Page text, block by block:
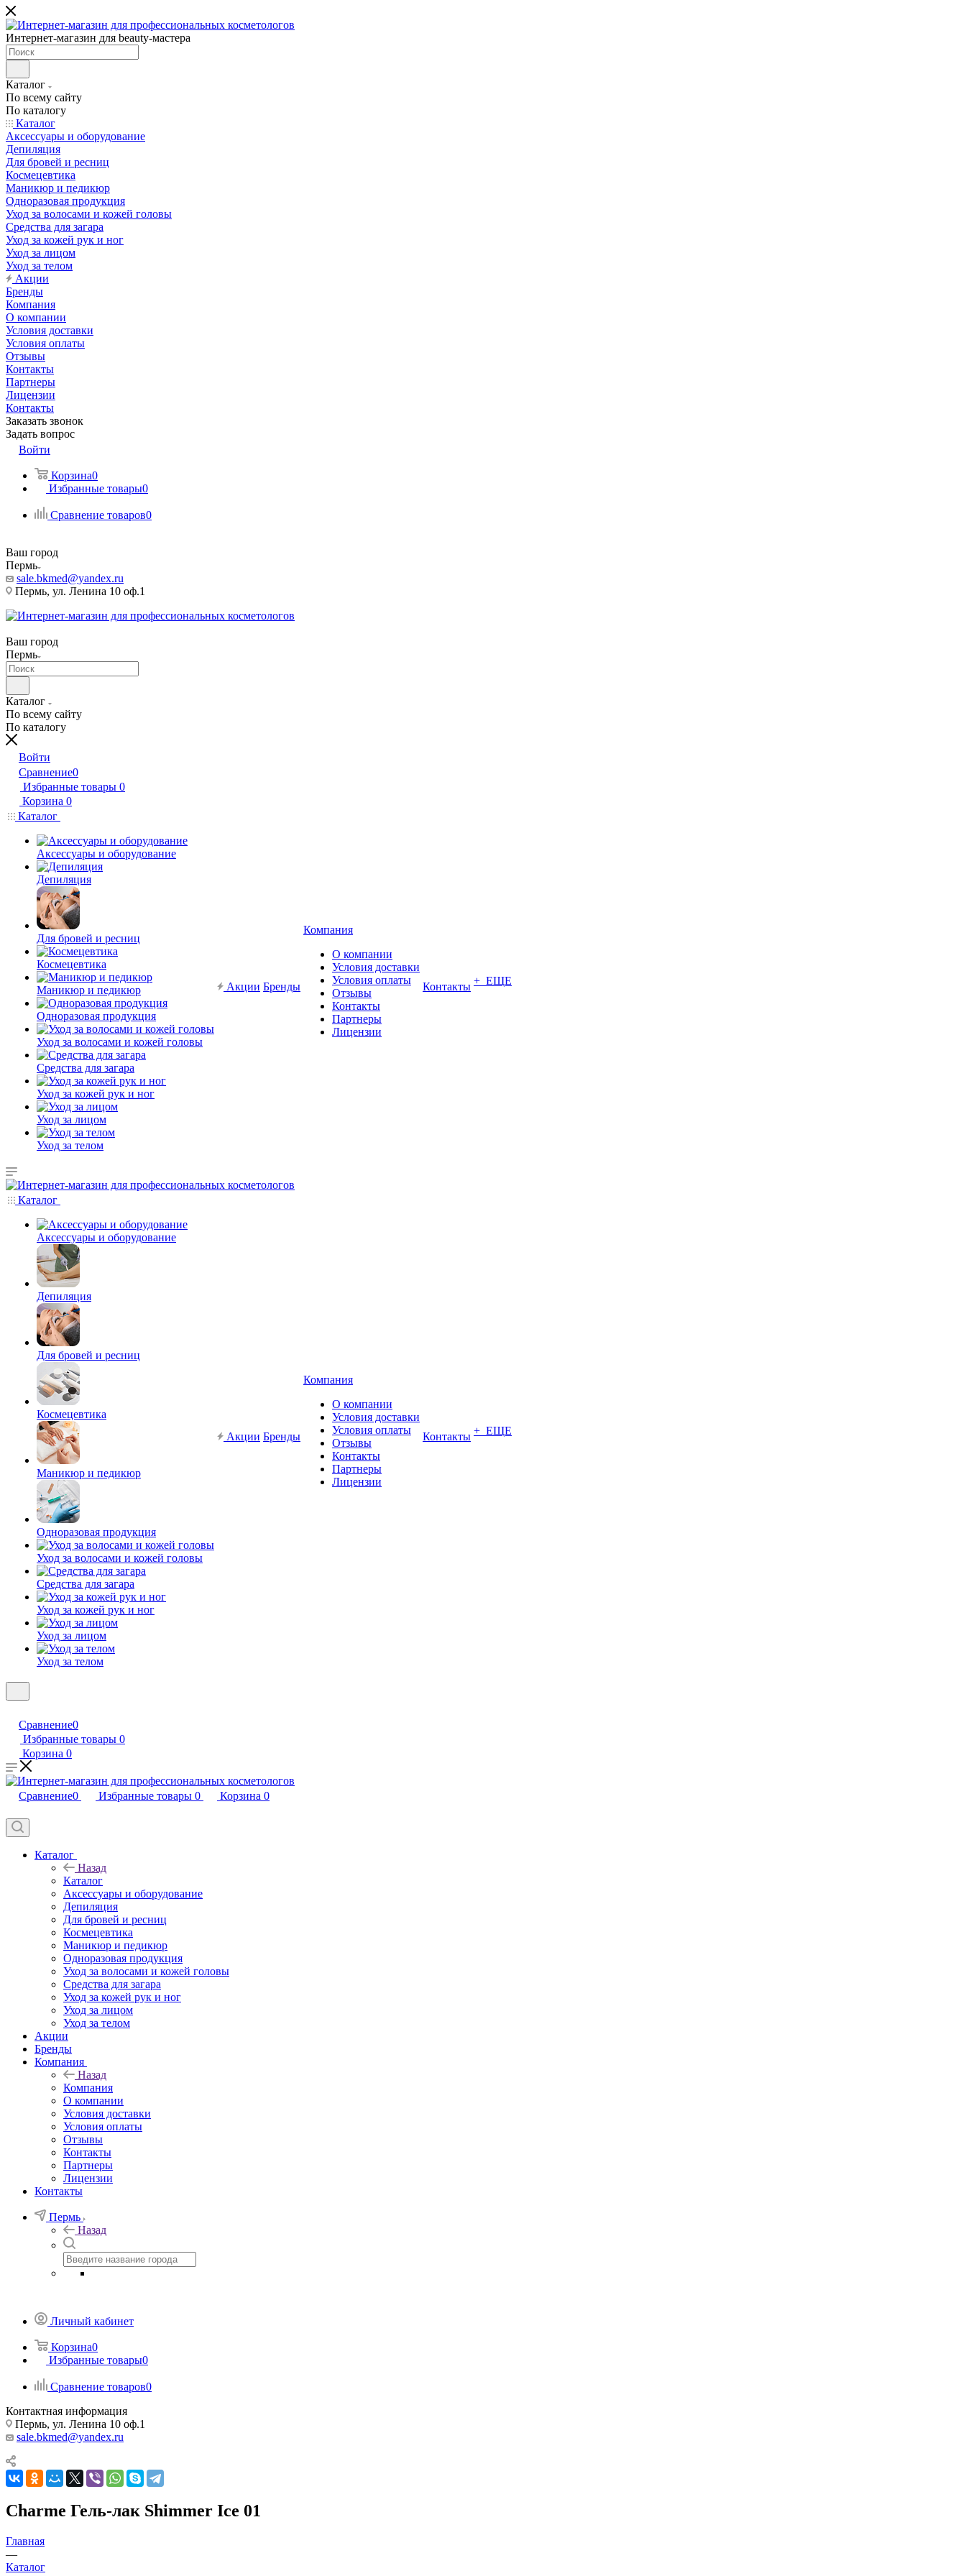
Интернет-магазин для beauty-мастера
Каталог
По всему сайту
По каталогу
Каталог
Аксессуары и оборудование
Депиляция
Для бровей и ресниц
Космецевтика
Маникюр и педикюр
Одноразовая продукция
Уход за волосами и кожей головы
Средства для загара
Уход за кожей рук и ног
Уход за лицом
Уход за телом
Акции
Бренды
Компания
О компании
Условия доставки
Условия оплаты
Отзывы
Контакты
Партнеры
Лицензии
Контакты
Заказать звонок
Задать вопрос
Войти
Корзина0
Избранные товары0
Сравнение товаров0
Ваш город
Пермь
sale.bkmed@yandex.ru
Пермь, ул. Ленина 10 оф.1
Ваш город
Пермь
Каталог
По всему сайту
По каталогу
Войти
Сравнение0
Избранные товары 0
Корзина 0
Каталог
Аксессуары и оборудование
Депиляция
Для бровей и ресниц
Космецевтика
Маникюр и педикюр
Одноразовая продукция
Уход за волосами и кожей головы
Средства для загара
Уход за кожей рук и ног
Уход за лицом
Уход за телом
Акции Бренды
Компания
О компании
Условия доставки
Условия оплаты
Отзывы
Контакты
Партнеры
Лицензии
Контакты + ЕЩЕ
Каталог
Аксессуары и оборудование
Депиляция
Для бровей и ресниц
Космецевтика
Маникюр и педикюр
Одноразовая продукция
Уход за волосами и кожей головы
Средства для загара
Уход за кожей рук и ног
Уход за лицом
Уход за телом
Акции Бренды
Компания
О компании
Условия доставки
Условия оплаты
Отзывы
Контакты
Партнеры
Лицензии
Контакты + ЕЩЕ
Сравнение0
Избранные товары 0
Корзина 0
Сравнение0 Избранные товары 0 Корзина 0
Каталог
Назад
Каталог
Аксессуары и оборудование
Депиляция
Для бровей и ресниц
Космецевтика
Маникюр и педикюр
Одноразовая продукция
Уход за волосами и кожей головы
Средства для загара
Уход за кожей рук и ног
Уход за лицом
Уход за телом
Акции
Бренды
Компания
Назад
Компания
О компании
Условия доставки
Условия оплаты
Отзывы
Контакты
Партнеры
Лицензии
Контакты
Пермь
Назад
Личный кабинет
Корзина0
Избранные товары0
Сравнение товаров0
Контактная информация
Пермь, ул. Ленина 10 оф.1
sale.bkmed@yandex.ru
Charme Гель-лак Shimmer Ice 01
Главная
—
Каталог